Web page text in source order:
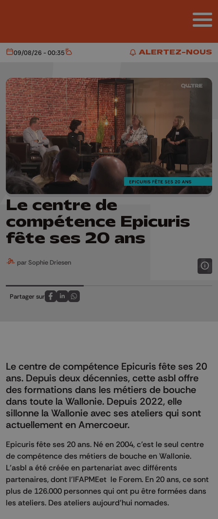
ALERTEZ-NOUS
ALERTEZ-NOUS
Aujourd'hui
09/08/26 - 00:35 Météo
Le centre de
compétence Epicuris
fête ses 20 ans
par Sophie Driesen
Partager sur
Partagez sur FaceBook
Partagez sur LinkedIn
Partagez sur Whatsapp
Le centre de compétence Epicuris fête ses 20
ans. Depuis deux décennies, cette asbl offre
des formations dans les métiers de bouche
dans toute la Wallonie. Depuis 2022, elle
sillonne la Wallonie avec ses ateliers qui sont
actuellement en Amercoeur.
Epicuris fête ses 20 ans. Né en 2004, c’est le seul centre
de compétence des métiers de bouche en Wallonie.
L’asbl a été créée en partenariat avec différents
partenaires, dont l’IFAPMEet le Forem. En 20 ans, ce sont
plus de 126.000 personnes qui ont pu être formées dans
les ateliers. Des ateliers aujourd’hui nomades.